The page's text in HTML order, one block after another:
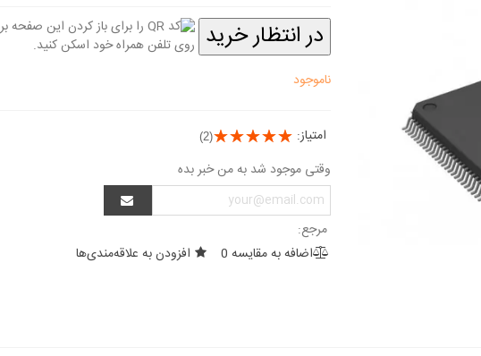
در انتظار خرید
ناموجود
امتیاز: (2)
وقتی موجود شد به من خبر بده
مرجع:
اضافه به مقایسه 0 افزودن به علاقه‌مندی‌ها